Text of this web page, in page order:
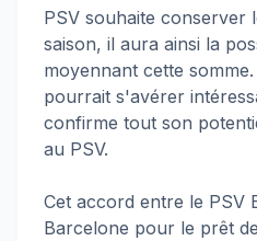
PSV souhaite conserver
saison, il aura ainsi la
moyennant cette
pourrait s'avérer
confirme tout son
au PSV.
Cet accord entre le PSV
Barcelone pour le prêt